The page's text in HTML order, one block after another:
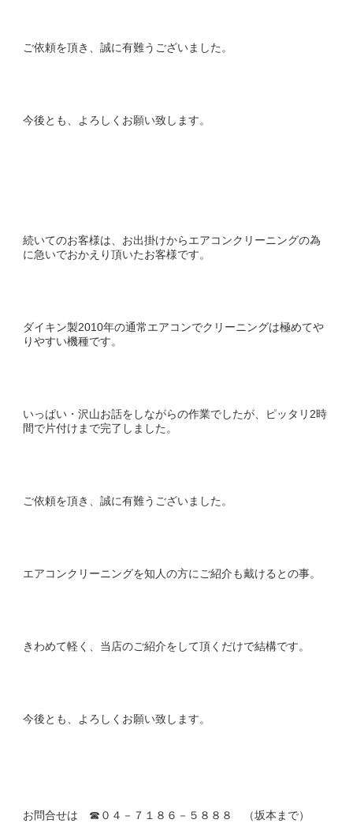
ご依頼を頂き、誠に有難うございました。
今後とも、よろしくお願い致します。
続いてのお客様は、お出掛けからエアコンクリーニングの為
に急いでおかえり頂いたお客様です。
ダイキン製2010年の通常エアコンでクリーニングは極めてや
りやすい機種です。
いっぱい・沢山お話をしながらの作業でしたが、ピッタリ2時
間で片付けまで完了しました。
ご依頼を頂き、誠に有難うございました。
エアコンクリーニングを知人の方にご紹介も戴けるとの事。
きわめて軽く、当店のご紹介をして頂くだけで結構です。
今後とも、よろしくお願い致します。
お問合せは ☎０４－７１８６－５８８８ （坂本まで）